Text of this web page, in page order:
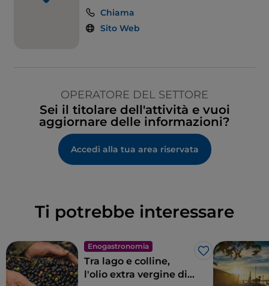
Chiama
Sito Web
OPERATORE DEL SETTORE
Sei il titolare dell'attività e vuoi
aggiornare delle informazioni?
Accedi alla tua area riservata
Ti potrebbe interessare
Enogastronomia
Like
Tra lago e colline,
l'olio extra vergine di